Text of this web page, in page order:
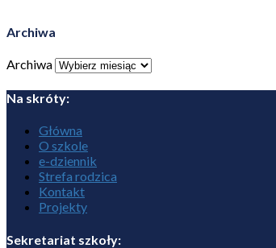
Archiwa
Archiwa
Na skróty:
Główna
O szkole
e-dziennik
Strefa rodzica
Kontakt
Projekty
Sekretariat szkoły: